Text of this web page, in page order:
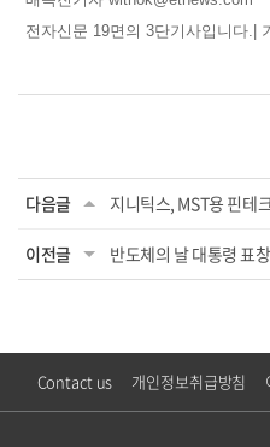
전자신문 19면의 3단기사입니다.|
다음글 지니틱스, MST용 핀테
이전글 반도체의 날 대통령 표
Contact us 개인정보취급방침